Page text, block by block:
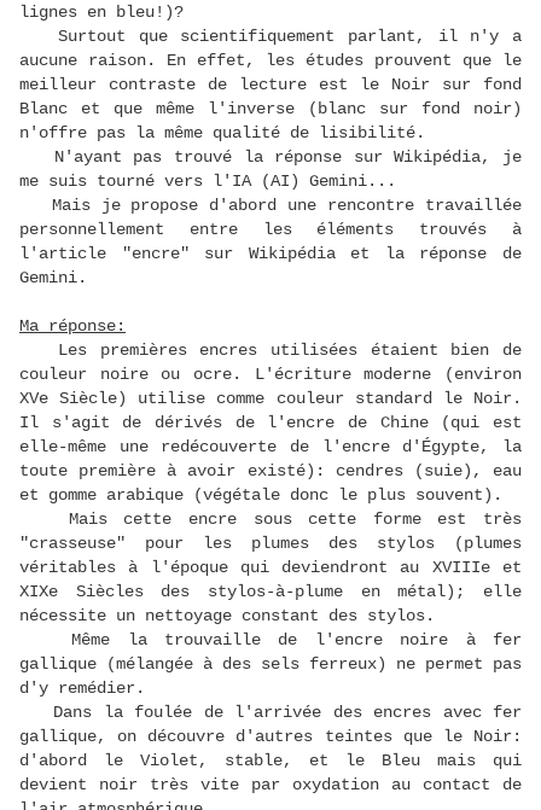
lignes en bleu!)?
Surtout que scientifiquement parlant, il n'y a
aucune raison. En effet, les études prouvent que le
meilleur contraste de lecture est le Noir sur fond
Blanc et que même l'inverse (blanc sur fond noir)
n'offre pas la même qualité de lisibilité.
N'ayant pas trouvé la réponse sur Wikipédia, je
me suis tourné vers l'IA (AI) Gemini...
Mais je propose d'abord une rencontre travaillée
personnellement entre les éléments trouvés à
l'article "encre" sur Wikipédia et la réponse de
Gemini.
Ma réponse:
Les premières encres utilisées étaient bien de
couleur noire ou ocre. L'écriture moderne (environ
XVe Siècle) utilise comme couleur standard le Noir.
Il s'agit de dérivés de l'encre de Chine (qui est
elle-même une redécouverte de l'encre d'Égypte, la
toute première à avoir existé): cendres (suie), eau
et gomme arabique (végétale donc le plus souvent).
Mais cette encre sous cette forme est très
"crasseuse" pour les plumes des stylos (plumes
véritables à l'époque qui deviendront au XVIIIe et
XIXe Siècles des stylos-à-plume en métal); elle
nécessite un nettoyage constant des stylos.
Même la trouvaille de l'encre noire à fer
gallique (mélangée à des sels ferreux) ne permet pas
d'y remédier.
Dans la foulée de l'arrivée des encres avec fer
gallique, on découvre d'autres teintes que le Noir:
d'abord le Violet, stable, et le Bleu mais qui
devient noir très vite par oxydation au contact de